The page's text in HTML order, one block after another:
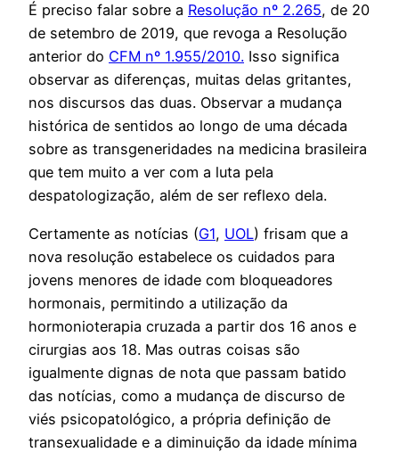
É preciso falar sobre a Resolução nº 2.265, de 20
de setembro de 2019, que revoga a Resolução
anterior do CFM nº 1.955/2010. Isso significa
observar as diferenças, muitas delas gritantes,
nos discursos das duas. Observar a mudança
histórica de sentidos ao longo de uma década
sobre as transgeneridades na medicina brasileira
que tem muito a ver com a luta pela
despatologização, além de ser reflexo dela.
Certamente as notícias (G1, UOL) frisam que a
nova resolução estabelece os cuidados para
jovens menores de idade com bloqueadores
hormonais, permitindo a utilização da
hormonioterapia cruzada a partir dos 16 anos e
cirurgias aos 18. Mas outras coisas são
igualmente dignas de nota que passam batido
das notícias, como a mudança de discurso de
viés psicopatológico, a própria definição de
transexualidade e a diminuição da idade mínima